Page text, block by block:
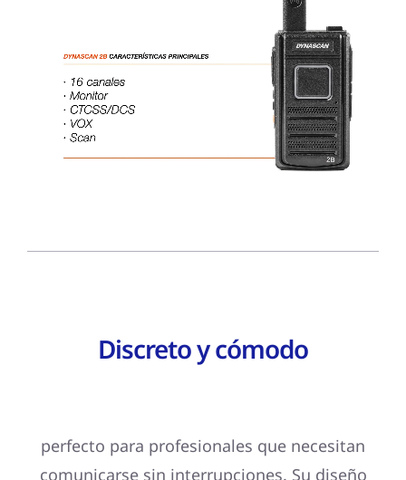
Discreto y cómodo
perfecto para profesionales que necesitan
comunicarse sin interrupciones. Su diseño